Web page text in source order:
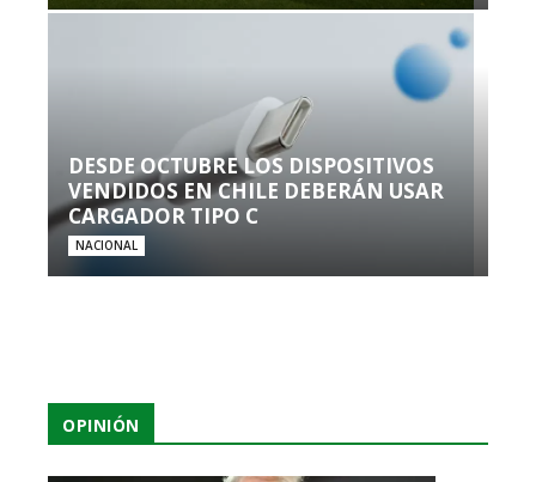
DESDE OCTUBRE LOS DISPOSITIVOS
VENDIDOS EN CHILE DEBERÁN USAR
CARGADOR TIPO C
NACIONAL
OPINIÓN